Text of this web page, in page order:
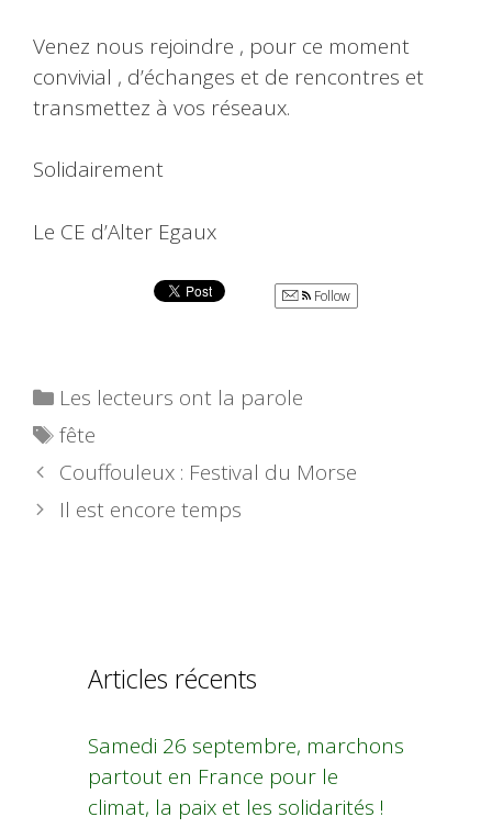
Venez nous rejoindre , pour ce moment
convivial , d’échanges et de rencontres et
transmettez à vos réseaux.
Solidairement
Le CE d’Alter Egaux
Follow
Catégories
Les lecteurs ont la parole
Étiquettes
fête
Couffouleux : Festival du Morse
Il est encore temps
Articles récents
Samedi 26 septembre, marchons
partout en France pour le
climat, la paix et les solidarités !